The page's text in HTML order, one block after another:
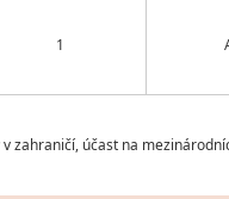
1
zahraničí, účast na